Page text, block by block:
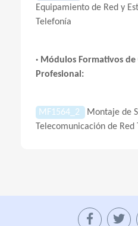
Equipamiento de Red y
Telefonía
· Módulos Formativos
Profesional:
MF1564_2
Montaje de
Telecomunicación de Red